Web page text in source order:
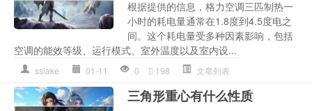
根据提供的信息，格力空调三匹制热一
小时的耗电量通常在1.8度到4.5度电之
间。这个耗电量受多种因素影响，包括
空调的能效等级、运行模式、室外温度以及室内设...
sslake 01-11 0 198 文章列表
三角形重心有什么性质